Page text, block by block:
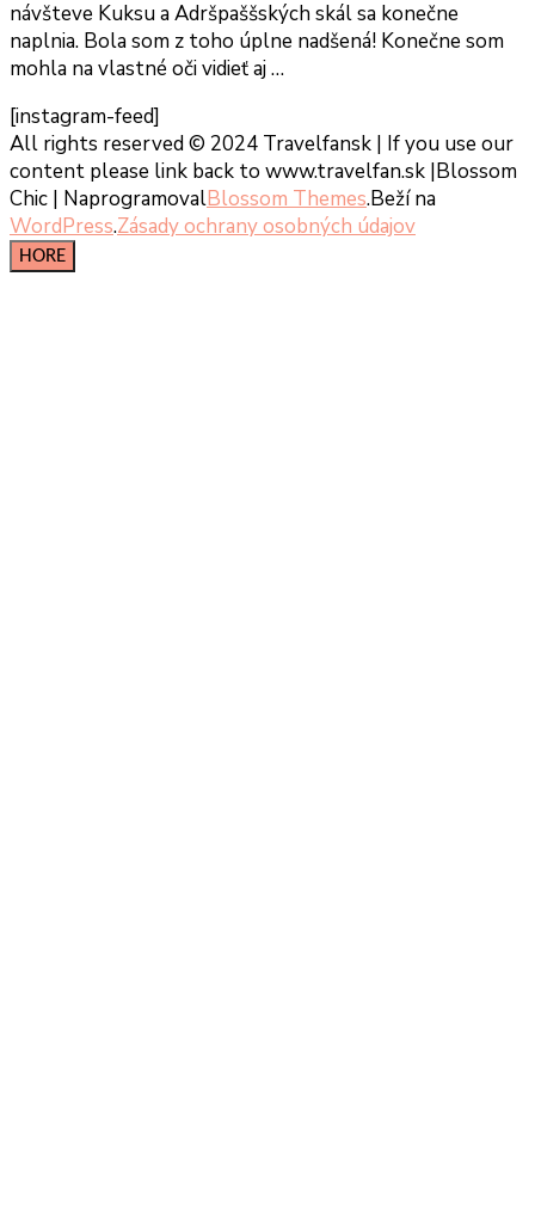
návšteve Kuksu a Adršpaššských skál sa konečne
naplnia. Bola som z toho úplne nadšená! Konečne som
mohla na vlastné oči vidieť aj …
[instagram-feed]
All rights reserved © 2024 Travelfansk | If you use our
content please link back to www.travelfan.sk |Blossom
Chic | NaprogramovalBlossom Themes.Beží na
WordPress.Zásady ochrany osobných údajov
HORE